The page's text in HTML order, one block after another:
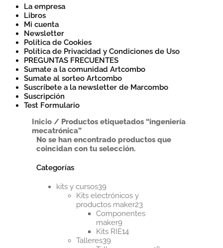
La empresa
Libros
Mi cuenta
Newsletter
Política de Cookies
Política de Privacidad y Condiciones de Uso
PREGUNTAS FRECUENTES
Sumate a la comunidad Artcombo
Sumate al sorteo Artcombo
Suscríbete a la newsletter de Marcombo
Suscripción
Test Formulario
Inicio / Productos etiquetados “ingeniería
mecatrónica”
No se han encontrado productos que
coincidan con tu selección.
Categorías
kits y cursos3939
productos
Kits electrónicos y
productos maker2323
productos
Componentes
maker99
productos
Kits RIE1414
Talleres3939